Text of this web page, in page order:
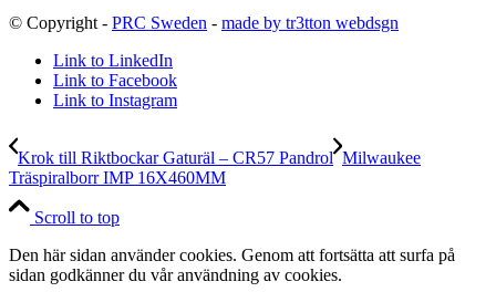
© Copyright - PRC Sweden - made by tr3tton webdsgn
Link to LinkedIn
Link to Facebook
Link to Instagram
Krok till Riktbockar Gaturäl – CR57 Pandrol Milwaukee
Träspiralborr IMP 16X460MM
Scroll to top
Den här sidan använder cookies. Genom att fortsätta att surfa på
sidan godkänner du vår användning av cookies.